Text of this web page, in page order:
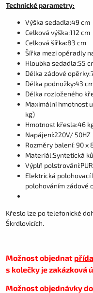
Technické parametry:
Výška sedadla:49 cm
Celková výška:112 cm
Celková šířka:83 cm
Šířka mezi opěradly
Hloubka sedadla:55
Délka zádové
Délka podnožky:43
Délka rozloženého
Maximální hmotnost
kg)
Hmotnost křesla:46
Napájení:220V/ 50HZ
Rozměry balení: 90 x
Materiál:Syntetická
Výplň
Elektrická
polohováním zádové
Křeslo lze po telefonické
Škrdlovicích.
Možnost objednat
s kolečky je zakázková
Možnost objednávky